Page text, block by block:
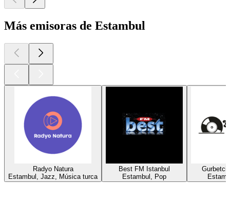
Más emisoras de Estambul
Radyo Natura
Estambul, Jazz, Música turca
Best FM Istanbul
Estambul, Pop
Gurbetci